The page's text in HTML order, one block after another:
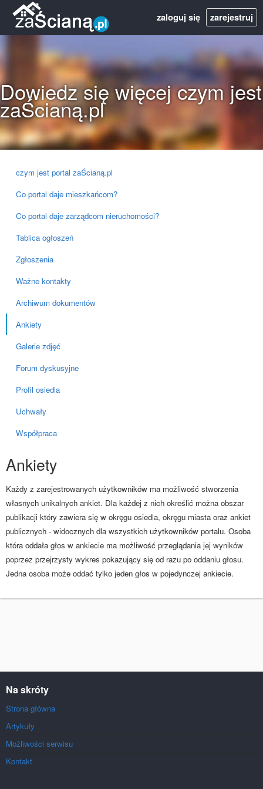
zaloguj się zarejestruj
Dowiedz się więcej czym jest
zaŚcianą.pl
czym jest portal zaŚcianą.pl
Co portal daje mieszkańcom?
Co portal daje zarządcom nieruchomości?
Tablica ogłoszeń
Zgłoszenia
Ważne kontakty
Archiwum dokumentów
Ankiety
Galerie zdjęć
Forum dyskusyjne
Profil osiedla
Uchwały
Współpraca
Ankiety
Każdy z zarejestrowanych użytkowników ma możliwość stworzenia
własnych unikalnych ankiet. Dla każdej z nich określić można obszar
publikacji który zawiera się w okręgu osiedla, okręgu miasta oraz ankiet
publicznych - widocznych dla wszystkich użytkowników portalu. Osoba
która oddała głos w ankiecie ma możliwość przeglądania jej wyników
poprzez przejrzysty wykres pokazujący się od razu po oddaniu głosu.
Jedna osoba może oddać tylko jeden głos w pojedynczej ankiecie.
Na skróty
Strona główna
Artykuły
Możliwości serwisu
Kontakt